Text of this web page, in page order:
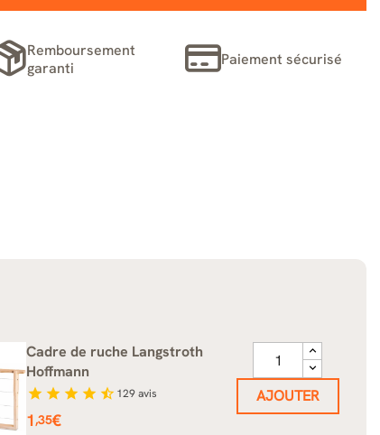
Remboursement
garanti
Paiement sécurisé
Cadre de ruche Langstroth
Hoffmann
star star star star star_half 129avis
Prix
1,35€
AJOUTER